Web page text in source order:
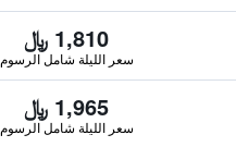
1,810 ﷼
سعر الليلة شامل الرسوم
1,965 ﷼
سعر الليلة شامل الرسوم